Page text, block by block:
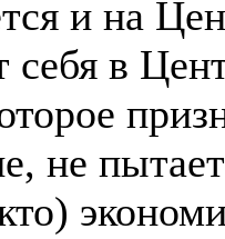
и на
себя в
не